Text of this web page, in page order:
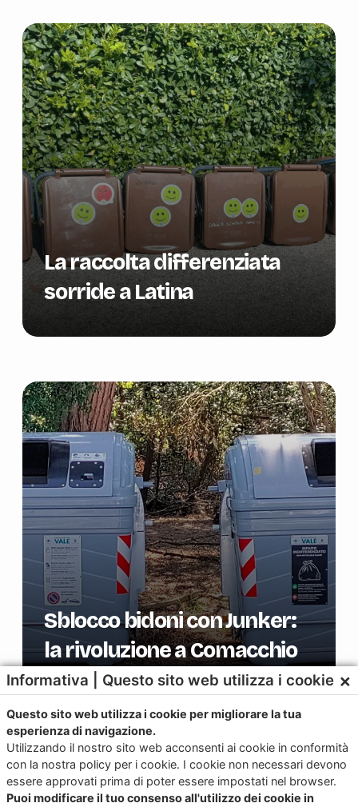
La raccolta differenziata
sorride a Latina
Sblocco bidoni con Junker:
la rivoluzione a Comacchio
Carica altro...
Informativa | Questo sito web utilizza i cookie ×
Questo sito web utilizza i cookie per migliorare la tua
esperienza di navigazione.
Utilizzando il nostro sito web acconsenti ai cookie in conformità
con la nostra policy per i cookie. I cookie non necessari devono
essere approvati prima di poter essere impostati nel browser.
Puoi modificare il tuo consenso all'utilizzo dei cookie in